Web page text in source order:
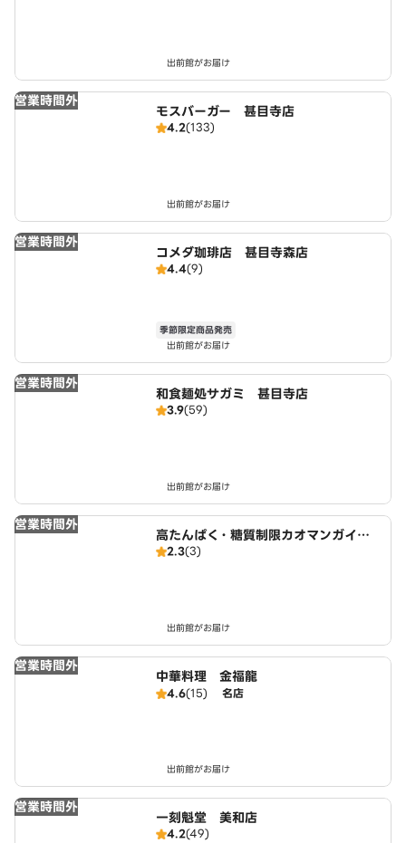
出前館がお届け
営業時間外
モスバーガー 甚目寺店
4.2(133)
出前館がお届け
営業時間外
コメダ珈琲店 甚目寺森店
4.4(9)
季節限定商品発売
出前館がお届け
営業時間外
和食麺処サガミ 甚目寺店
3.9(59)
出前館がお届け
営業時間外
高たんぱく・糖質制限カオマンガイ
東京鶏飯食堂 名古屋店
2.3(3)
出前館がお届け
営業時間外
中華料理 金福龍
4.6(15) 名店
出前館がお届け
営業時間外
一刻魁堂 美和店
4.2(49)